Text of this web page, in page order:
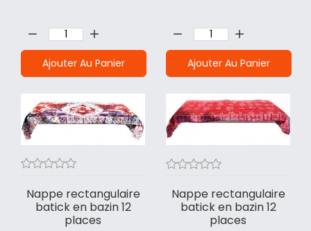
Ajouter Au Panier Ajouter Au Panier
Nappe rectangulaire
batick en bazin 12
places
Nappe rectangulaire
batick en bazin 12
places